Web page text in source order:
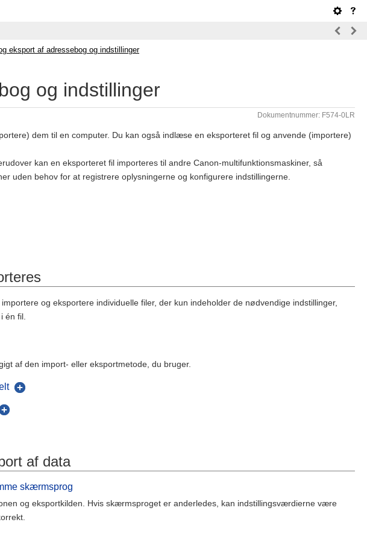
eksport af adressebog og indstillinger
og indstillinger
Dokumentnummer: F574-0LR
dem til en computer. Du kan også indlæse en eksporteret fil og anvende (importere)
kan en eksporteret fil importeres til andre Canon-multifunktionsmaskiner, så
uden behov for at registrere oplysningerne og konfigurere indstillingerne.
og eksportere individuelle filer, der kun indeholder de nødvendige indstillinger,
én fil.
af den import- eller eksportmetode, du bruger.
af data
skærmsprog
og eksportkilden. Hvis skærmsproget er anderledes, kan indstillingsværdierne være